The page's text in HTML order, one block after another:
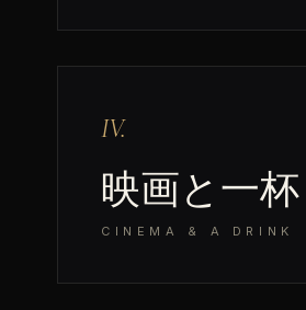
IV.
映画と一杯
CINEMA & A DRINK